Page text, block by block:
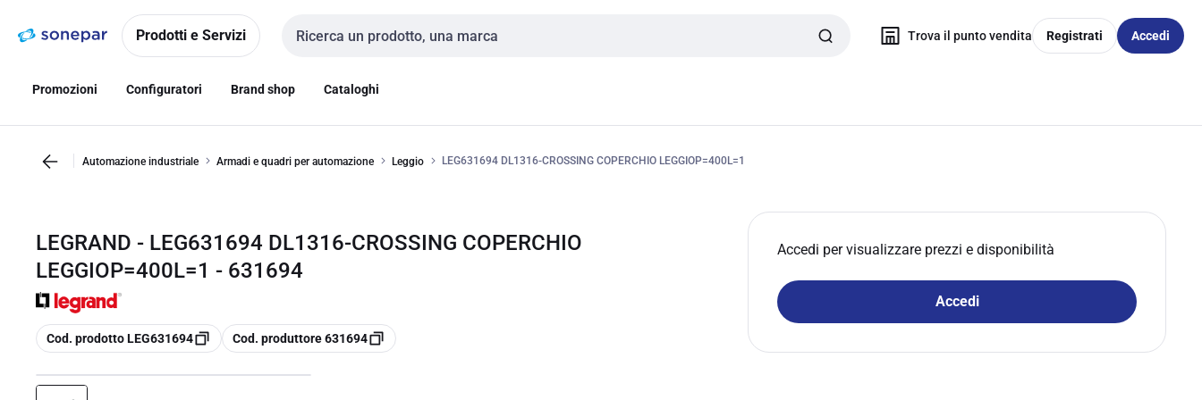
navigazionealla
Prodotti e Servizi
Cerca input
Trova il punto vendita Registrati Accedi
Promozioni Configuratori Brand shop Cataloghi
Automazione industriale Armadi e quadri per automazione Leggio LEG631694 DL1316-CROSSING COPERCHIO LEGGIOP=400L=1
LEGRAND - LEG631694 DL1316-CROSSING COPERCHIO
LEGGIOP=400L=1 - 631694
copia
Cod. prodotto LEG631694 copia
Cod. produttore 631694
Accedi per visualizzare prezzi e disponibilità
Accedi